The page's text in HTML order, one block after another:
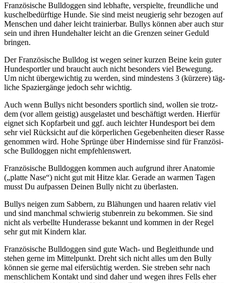
Fran­zö­si­sche Bull­dog­gen sind leb­haf­te, ver­spiel­te, freund­li­che und
kuschel­be­dürf­ti­ge Hun­de. Sie sind meist neu­gie­rig sehr bezo­gen auf
Men­schen und daher leicht trai­nier­bar. Bul­lys kön­nen aber auch stur
sein und ihren Hun­de­hal­ter leicht an die Gren­zen sei­ner Geduld
brin­gen.
Der Fran­zö­si­sche Bull­dog ist wegen sei­ner kur­zen Bei­ne kein guter
Hun­de­sport­ler und braucht auch nicht beson­ders viel Bewe­gung.
Um nicht über­ge­wich­tig zu wer­den, sind min­des­tens 3 (kür­ze­re) täg­
li­che Spa­zier­gän­ge jedoch sehr wich­tig.
Auch wenn Bul­lys nicht beson­ders sport­lich sind, wol­len sie trotz­
dem (vor allem geis­tig) aus­ge­las­tet und beschäf­tigt wer­den. Hier­für
eig­net sich Kopf­ar­beit und ggf. auch leich­ter Hun­de­sport bei dem
sehr viel Rück­sicht auf die kör­per­li­chen Gege­ben­hei­ten die­ser Ras­se
genom­men wird. Hohe Sprün­ge über Hin­der­nis­se sind für Fran­zö­si­
sche Bull­dog­gen nicht emp­feh­lens­wert.
Fran­zö­si­sche Bull­dog­gen kom­men auch auf­grund ihrer Ana­to­mie
(„plat­te Nase“) nicht gut mit Hit­ze klar. Gera­de an war­men Tagen
musst Du auf­pas­sen Dei­nen Bul­ly nicht zu über­las­ten.
Bul­lys nei­gen zum Sab­bern, zu Blä­hun­gen und haa­ren rela­tiv viel
und sind manch­mal schwie­rig stu­ben­rein zu bekom­men. Sie sind
nicht als ver­bell­te Hun­de­ras­se bekannt und kom­men in der Regel
sehr gut mit Kin­dern klar.
Fran­zö­si­sche Bull­dog­gen sind gute Wach- und Begleit­hun­de und
ste­hen ger­ne im Mit­tel­punkt. Dreht sich nicht alles um den Bul­ly
kön­nen sie ger­ne mal eifer­süch­tig wer­den. Sie stre­ben sehr nach
mensch­li­chem Kon­takt und sind daher und wegen ihres Fells eher